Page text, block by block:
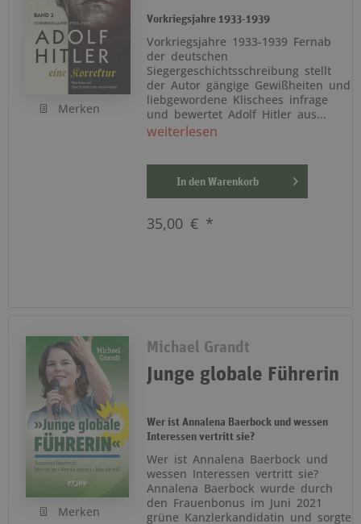
Merken
Vorkriegsjahre 1933-1939
Vorkriegsjahre 1933-1939 Fernab
der deutschen
Siegergeschichtsschreibung stellt
der Autor gängige Gewißheiten und
liebgewordene Klischees infrage
und bewertet Adolf Hitler aus...
weiterlesen
In den Warenkorb
35,00 € *
Merken
Michael Grandt
Junge globale Führerin
Wer ist Annalena Baerbock und wessen
Interessen vertritt sie?
Wer ist Annalena Baerbock und
wessen Interessen vertritt sie?
Annalena Baerbock wurde durch
den Frauenbonus im Juni 2021
grüne Kanzlerkandidatin und sorgte